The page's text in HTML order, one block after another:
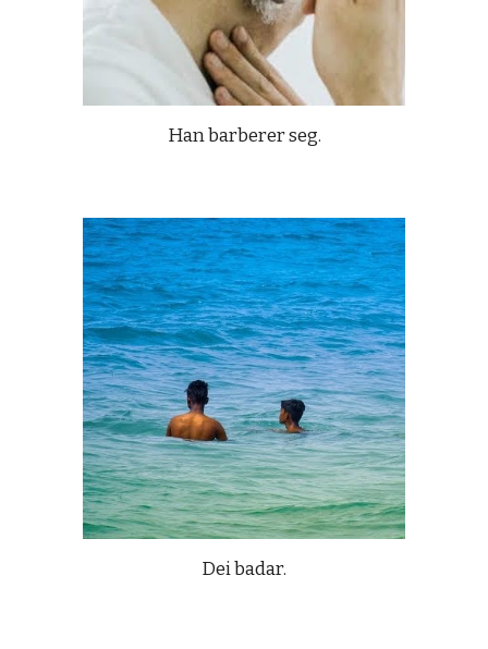
Han barberer seg.
Dei badar.